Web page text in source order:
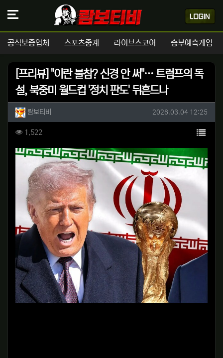
공식보증업체 스포츠중계 라이브스코어 승부예측게임
[프리뷰] "이란 불참? 신경 안 써"… 트럼프의 독
설, 북중미 월드컵 '정치 판도' 뒤흔드나
작성자 정보
람보티비 작성일
2026.03.04 12:25
컨텐츠 정보
1,522 목록
본문